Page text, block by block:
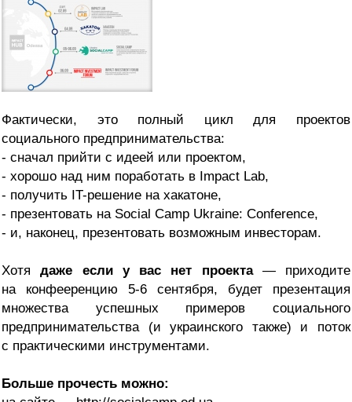
Фактически, это полный цикл для проектов
социального предпринимательства:
- сначал прийти с идеей или проектом,
- хорошо над ним поработать в Impact Lab,
- получить IT-решение на хакатоне,
- презентовать на Social Camp Ukraine: Conference,
- и, наконец, презентовать возможным инвесторам.
Хотядаже если у вас нет проекта— приходите
на конфееренцию 5-6 сентября, будет презентация
множества успешных примеров социального
предпринимательства (и украинского также) и поток
с практическими инструментами.
Больше прочесть можно: